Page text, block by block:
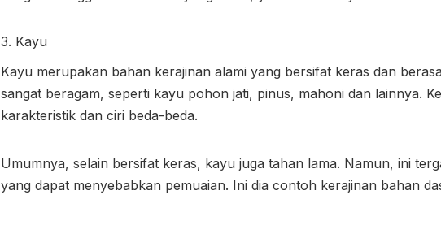
3. Kayu
Kayu merupakan bahan kerajinan alami yang bersifat keras dan
sangat beragam, seperti kayu pohon jati, pinus, mahoni dan lainnya.
karakteristik dan ciri beda-beda.
Umumnya, selain bersifat keras, kayu juga tahan lama. Namun, ini
yang dapat menyebabkan pemuaian. Ini dia contoh kerajinan bahan